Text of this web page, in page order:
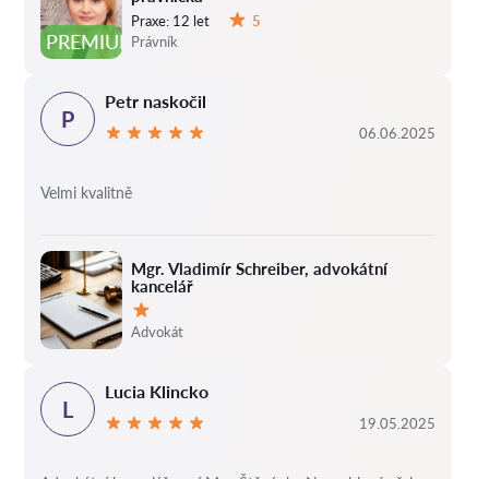
PREMIUM
Praxe: 12 let
5
Právník
Mgr. Vladimír Schreiber, advokátní
kancelář
Hodnocení:
Advokát
P
Petr naskočil
06.06.2025
Velmi kvalitně
L
Lucia Klincko
19.05.2025